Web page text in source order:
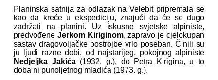
Planinska satnija za odlazak na Velebit pripremala se
kao da kreće u ekspediciju, znajući da će se dugo
zadržati na planini. Uz iskusne svjetske alpiniste,
predvođene Jerkom Kiriginom, zapravo je cjelokupan
sastav dragovoljačke postrojbe vrlo poseban. Činili su
ju ljudi razne dobi, od najstarijeg, pokojnog alpiniste
Nedjeljka Jakića(1932. g.), do Petra Kirigina, u to
doba ni punoljetnog mladića (1973. g.).